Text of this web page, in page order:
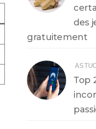
des
gratuitement
Top